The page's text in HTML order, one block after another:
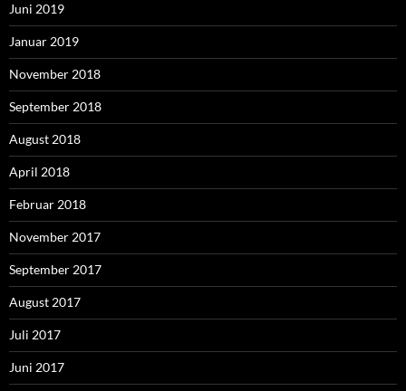
Juni 2019
Januar 2019
November 2018
September 2018
August 2018
April 2018
Februar 2018
November 2017
September 2017
August 2017
Juli 2017
Juni 2017